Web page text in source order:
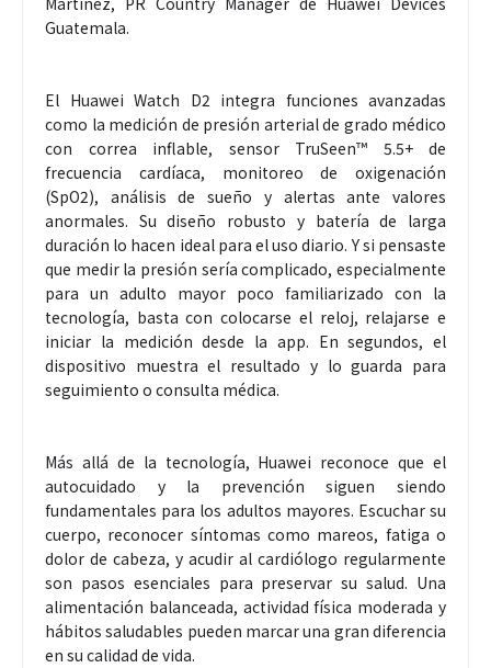
Guatemala.
El Huawei Watch D2 integra funciones avanzadas
como la medición de presión arterial de grado médico
con correa inflable, sensor TruSeen™ 5.5+ de
frecuencia cardíaca, monitoreo de oxigenación
(SpO2), análisis de sueño y alertas ante valores
anormales. Su diseño robusto y batería de larga
duración lo hacen ideal para el uso diario. Y si pensaste
que medir la presión sería complicado, especialmente
para un adulto mayor poco familiarizado con la
tecnología, basta con colocarse el reloj, relajarse e
iniciar la medición desde la app. En segundos, el
dispositivo muestra el resultado y lo guarda para
seguimiento o consulta médica.
Más allá de la tecnología, Huawei reconoce que el
autocuidado y la prevención siguen siendo
fundamentales para los adultos mayores. Escuchar su
cuerpo, reconocer síntomas como mareos, fatiga o
dolor de cabeza, y acudir al cardiólogo regularmente
son pasos esenciales para preservar su salud. Una
alimentación balanceada, actividad física moderada y
hábitos saludables pueden marcar una gran diferencia
en su calidad de vida.